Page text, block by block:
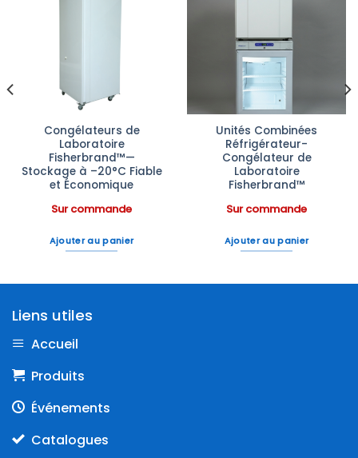
Congélateurs de
Laboratoire
Fisherbrand™—
Stockage à –20°C Fiable
et Économique
Sur commande
Ajouter au panier
Unités Combinées
Réfrigérateur-
Congélateur de
Laboratoire
Fisherbrand™
Sur commande
Ajouter au panier
Liens utiles
Accueil
Produits
Événements
Catalogues